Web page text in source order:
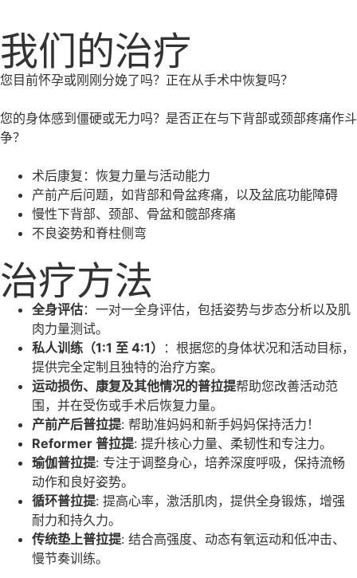
我们的治疗
您目前怀孕或刚刚分娩了吗？正在从手术中恢复吗？
您的身体感到僵硬或无力吗？是否正在与下背部或颈部疼痛作斗
争？
术后康复：恢复力量与活动能力
产前产后问题，如背部和骨盆疼痛，以及盆底功能障碍
慢性下背部、颈部、骨盆和髋部疼痛
不良姿势和脊柱侧弯
治疗方法
全身评估：一对一全身评估，包括姿势与步态分析以及肌
肉力量测试。
私人训练（1:1 至 4:1）
：根据您的身体状况和活动目标，
提供完全定制且独特的治疗方案。
运动损伤、康复及其他情况的普拉提帮助您改善活动范
围，并在受伤或手术后恢复力量。
产前产后普拉提: 帮助准妈妈和新手妈妈保持活力！
Reformer 普拉提: 提升核心力量、柔韧性和专注力。
瑜伽普拉提: 专注于调整身心，培养深度呼吸，保持流畅
动作和良好姿势。
循环普拉提: 提高心率，激活肌肉，提供全身锻炼，增强
耐力和持久力。
传统垫上普拉提: 结合高强度、动态有氧运动和低冲击、
慢节奏训练。